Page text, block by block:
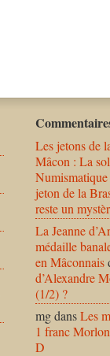
Les jetons de
Mâcon : La
jeton de la
reste un
La Jeanne
médaille
en Mâconnais
d’Alexandre
(1/2) ?
mgdansLes
1 franc
D